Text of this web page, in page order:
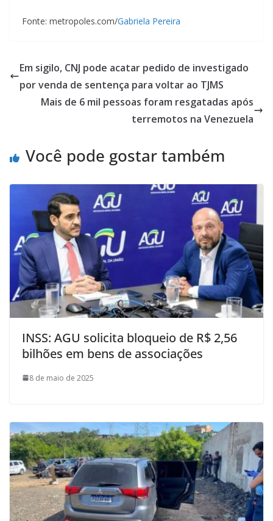
Fonte: metropoles.com/Gabriela Pereira
Em sigilo, CNJ pode acatar pedido de investigado
por venda de sentença para voltar ao TJMS
Mais de 6 mil pessoas foram resgatadas após
terremotos na Venezuela
Você pode gostar também
INSS: AGU solicita bloqueio de R$ 2,56
bilhões em bens de associações
8 de maio de 2025